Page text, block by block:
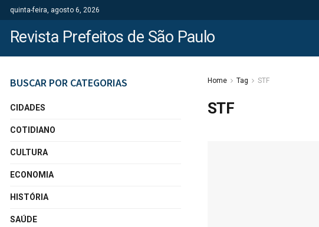
quinta-feira, agosto 6, 2026
Revista Prefeitos de São Paulo
Home Tag STF
STF
BUSCAR POR CATEGORIAS
CIDADES
COTIDIANO
CULTURA
ECONOMIA
HISTÓRIA
SAÚDE